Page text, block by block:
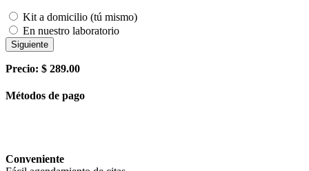
Kit a domicilio (tú mismo)
En nuestro laboratorio
Siguiente
Precio: $ 289.00
Métodos de pago
Conveniente